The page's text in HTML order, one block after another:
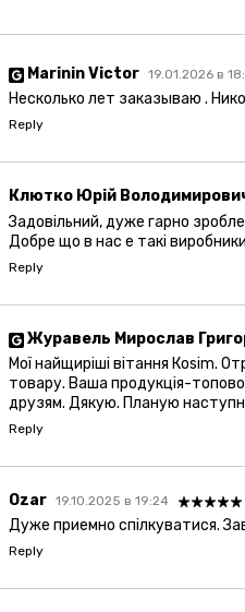
Marinin Victor 19.01.2026 в
Несколько лет заказываю .
Reply
Клютко Юрій
Задовільний, дуже гарно
Добре що в нас е такі
Reply
Журавель Мирослав
Мої найщиріші вітання Коsim.
товару. Ваша продукція-
друзям. Дякую. Планую наступні
Reply
Ozar 19.10.2025 в 19:24
Дуже приемно спілкуватися.
Reply